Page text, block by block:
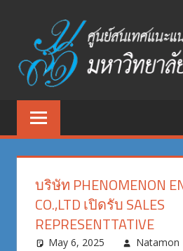
content
ส
แ
ก
ศูนย์
สนเทศ
และ
อาชีพ
มหาวิทยาลัย
สวนดุสิต
บริษัท PHENOMENON
CO.,LTD เปิดรับ SALES
REPRESENTTATIVE
May 6, 2025
Natamon